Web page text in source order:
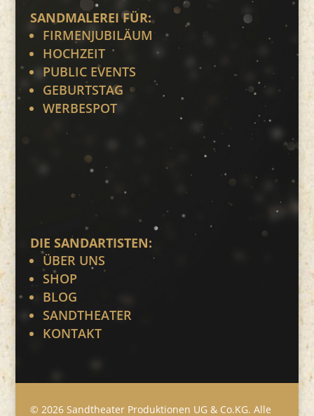
SANDMALEREI FÜR:
FIRMENJUBILÄUM
HOCHZEIT
PUBLIC EVENTS
GEBURTSTAG
WERBESPOT
DIE SANDARTISTEN:
ÜBER UNS
SHOP
BLOG
SANDTHEATER
KONTAKT
© 2026 Sandtheater Produktionen UG & Co.KG. Alle